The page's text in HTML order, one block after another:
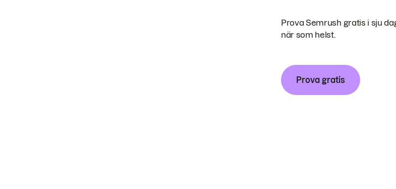
Prova Semrush gratis i sju
när som helst.
Prova gratis